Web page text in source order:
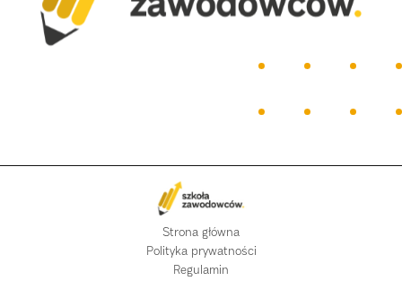
Strona główna
Polityka prywatności
Regulamin